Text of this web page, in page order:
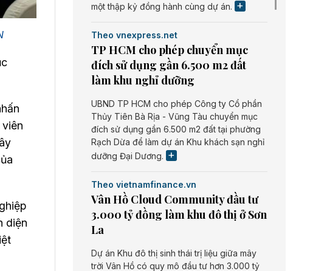
diện
một thập kỷ đồng hành cùng dự án.
Theo vnexpress.net
TP HCM cho phép chuyển mục
đích sử dụng gần 6.500 m2 đất
làm khu nghỉ dưỡng
UBND TP HCM cho phép Công ty Cổ phần
Thủy Tiên Bà Rịa - Vũng Tàu chuyển mục
đích sử dụng gần 6.500 m2 đất tại phường
Rạch Dừa để làm dự án Khu khách sạn nghỉ
dưỡng Đại Dương.
Theo vietnamfinance.vn
Vân Hồ Cloud Community đầu tư
3.000 tỷ đồng làm khu đô thị ở Sơn
La
Dự án Khu đô thị sinh thái trị liệu giữa mây
trời Vân Hồ có quy mô đầu tư hơn 3.000 tỷ